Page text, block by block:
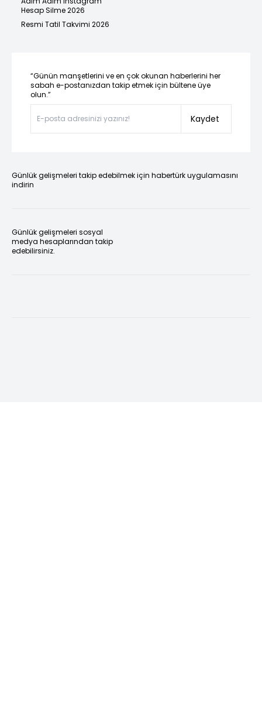
Hesap Silme 2026
Resmi Tatil Takvimi 2026
“Günün manşetlerini ve en çok okunan haberlerini her
sabah e-postanızdan takip etmek için bültene üye
olun.”
Kaydet
Günlük gelişmeleri takip edebilmek için habertürk uygulamasını
indirin
Günlük gelişmeleri sosyal
medya hesaplarından takip
edebilirsiniz.